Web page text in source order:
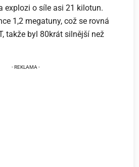
explozi o síle asi 21 kilotun.
1,2 megatuny, což se rovná
takže byl 80krát silnější než